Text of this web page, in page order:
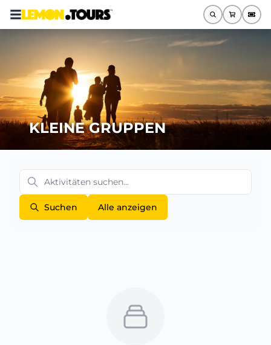
KLEINE GRUPPEN
Suchen Alle anzeigen